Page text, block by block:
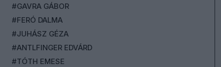
#GAVRA GÁBOR
#FERÓ DALMA
#JUHÁSZ GÉZA
#ANTLFINGER EDVÁRD
#TÓTH EMESE